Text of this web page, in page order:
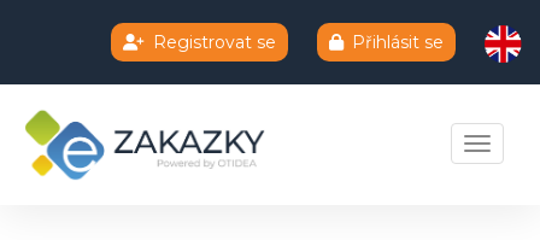
Registrovat se Přihlásit se
Toggle
Chatbot e-zakazky